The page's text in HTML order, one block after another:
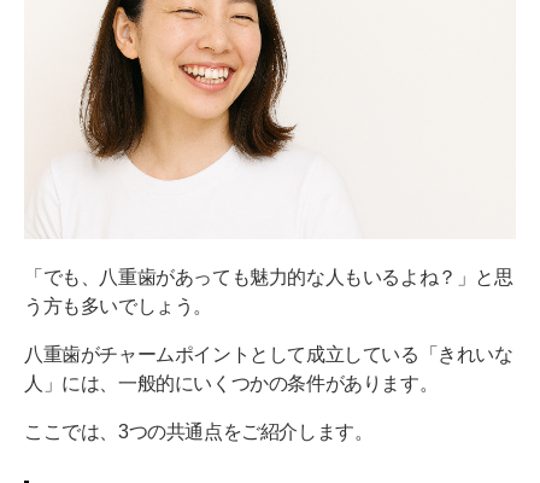
「でも、八重歯があっても魅力的な人もいるよね？」と思
う方も多いでしょう。
八重歯がチャームポイントとして成立している「きれいな
人」には、一般的にいくつかの条件があります。
ここでは、3つの共通点をご紹介します。